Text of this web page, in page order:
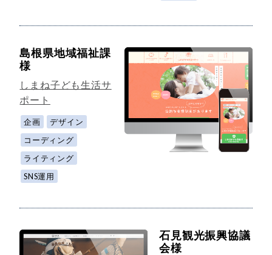
島根県地域福祉課
様
しまね子ども生活サ
ポート
企画
デザイン
コーディング
ライティング
SNS運用
石見観光振興協議
会様